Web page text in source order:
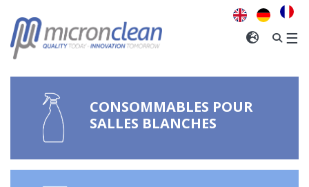
pensons
que
vous
du
Royaume-
CONFIRMER
☰
CONSOMMABLES POUR
SALLES BLANCHES